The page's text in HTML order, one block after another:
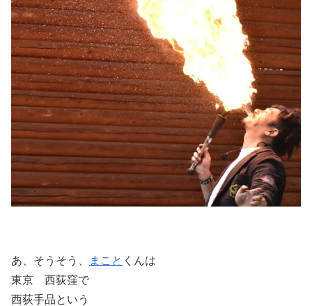
あ、そうそう、 まこと くんは
東京 西荻窪で
西荻手品という